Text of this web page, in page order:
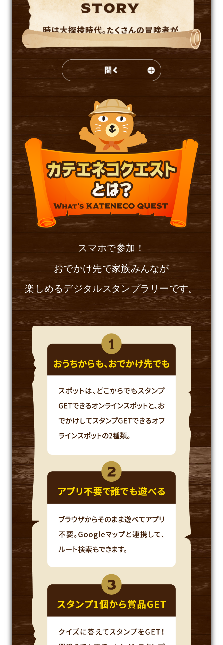
スマホで参加！
おでかけ先で家族みんなが
楽しめるデジタルスタンプラリーです。